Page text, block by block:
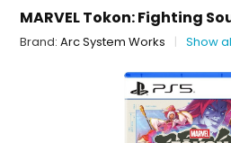
MARVEL Tokon: Fighting
Brand:Arc System Works Show